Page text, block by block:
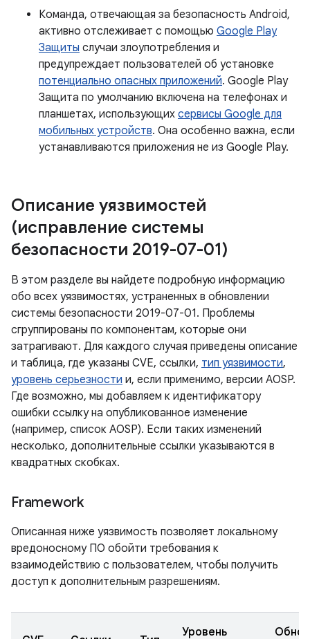
Команда, отвечающая за безопасность Android,
активно отслеживает с помощью Google Play
Защиты случаи злоупотребления и
предупреждает пользователей об установке
потенциально опасных приложений. Google Play
Защита по умолчанию включена на телефонах и
планшетах, использующих сервисы Google для
мобильных устройств. Она особенно важна, если
устанавливаются приложения не из Google Play.
Описание уязвимостей
(исправление системы
безопасности 2019-07-01)
В этом разделе вы найдете подробную информацию
обо всех уязвимостях, устраненных в обновлении
системы безопасности 2019-07-01. Проблемы
сгруппированы по компонентам, которые они
затрагивают. Для каждого случая приведены описание
и таблица, где указаны CVE, ссылки, тип уязвимости,
уровень серьезности и, если применимо, версии AOSP.
Где возможно, мы добавляем к идентификатору
ошибки ссылку на опубликованное изменение
(например, список AOSP). Если таких изменений
несколько, дополнительные ссылки указываются в
квадратных скобках.
Framework
Описанная ниже уязвимость позволяет локальному
вредоносному ПО обойти требования к
взаимодействию с пользователем, чтобы получить
доступ к дополнительным разрешениям.
Уровень